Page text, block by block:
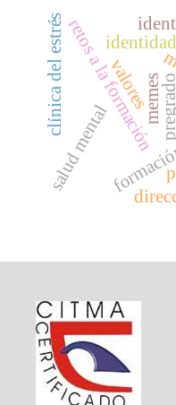
retos a la formación
memes
salud mental
clínica del estrés valores